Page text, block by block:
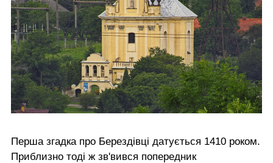
Перша згадка про Берездівці датується 1410 роком.
Приблизно тоді ж зв'вився попередник